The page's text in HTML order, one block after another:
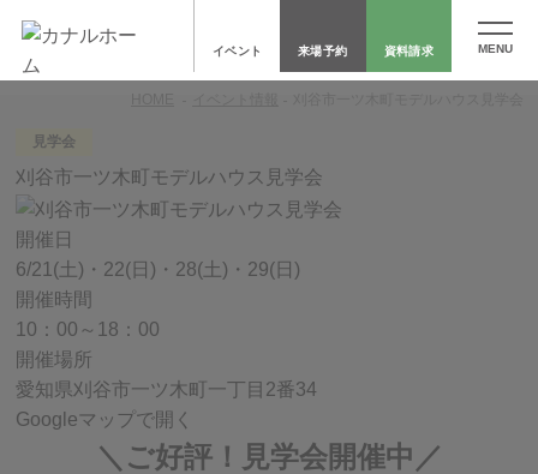
イベント 来場予約 資料請求
見学会
刈谷市一ツ木町モデルハウス見学会
開催日
6/21(土)・22(日)・28(土)・29(日)
開催時間
10：00～18：00
開催場所
愛知県刈谷市一ツ木町一丁目2番34
Googleマップで開く
＼ご好評！見学会開催中／